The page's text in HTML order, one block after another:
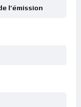
l’émission